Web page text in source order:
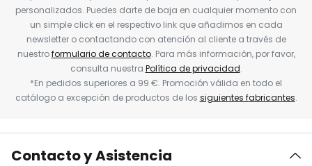
personalizados. Puedes darte de baja en cualquier momento con
un simple click en el respectivo link que añadimos en cada
newsletter o contactando con atención al cliente a través de
nuestroformulario de contacto. Para más información, por favor,
consulta nuestra Política de privacidad.
*En pedidos superiores a 99 €. Promoción válida en todo el
catálogo a excepción de productos de los siguientes fabricantes.
Contacto y Asistencia